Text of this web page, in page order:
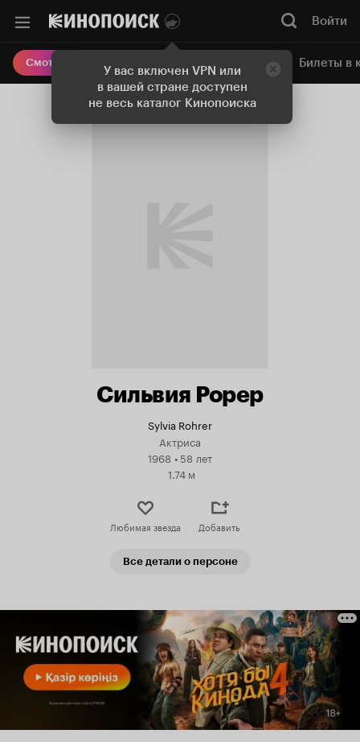
У вас включен VPN или
в вашей стране доступен
не весь каталог Кинопоиска
Войти
Смотреть кино Онлайн-кинотеатр Билеты в
Сильвия Рорер
Sylvia Rohrer
Актриса
1968 •58 лет
1.74 м
Любимая звезда Добавить
Все детали о персоне